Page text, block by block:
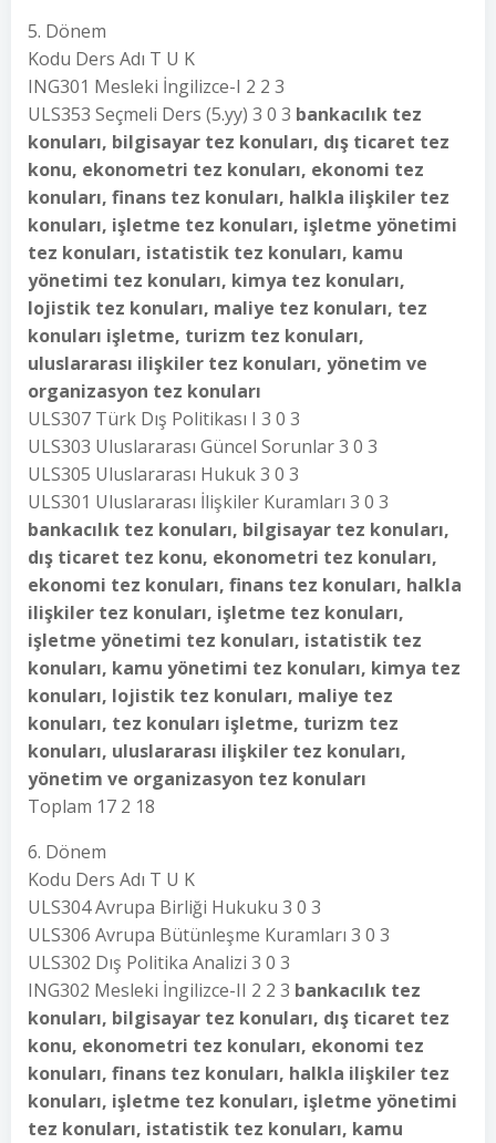
5. Dönem
Kodu Ders Adı T U K
ING301 Mesleki İngilizce-I 2 2 3
ULS353 Seçmeli Ders (5.yy) 3 0 3 bankacılık tez
konuları, bilgisayar tez konuları, dış ticaret tez
konu, ekonometri tez konuları, ekonomi tez
konuları, finans tez konuları, halkla ilişkiler tez
konuları, işletme tez konuları, işletme yönetimi
tez konuları, istatistik tez konuları, kamu
yönetimi tez konuları, kimya tez konuları,
lojistik tez konuları, maliye tez konuları, tez
konuları işletme, turizm tez konuları,
uluslararası ilişkiler tez konuları, yönetim ve
organizasyon tez konuları
ULS307 Türk Dış Politikası I 3 0 3
ULS303 Uluslararası Güncel Sorunlar 3 0 3
ULS305 Uluslararası Hukuk 3 0 3
ULS301 Uluslararası İlişkiler Kuramları 3 0 3
bankacılık tez konuları, bilgisayar tez konuları,
dış ticaret tez konu, ekonometri tez konuları,
ekonomi tez konuları, finans tez konuları, halkla
ilişkiler tez konuları, işletme tez konuları,
işletme yönetimi tez konuları, istatistik tez
konuları, kamu yönetimi tez konuları, kimya tez
konuları, lojistik tez konuları, maliye tez
konuları, tez konuları işletme, turizm tez
konuları, uluslararası ilişkiler tez konuları,
yönetim ve organizasyon tez konuları
Toplam 17 2 18
6. Dönem
Kodu Ders Adı T U K
ULS304 Avrupa Birliği Hukuku 3 0 3
ULS306 Avrupa Bütünleşme Kuramları 3 0 3
ULS302 Dış Politika Analizi 3 0 3
ING302 Mesleki İngilizce-II 2 2 3 bankacılık tez
konuları, bilgisayar tez konuları, dış ticaret tez
konu, ekonometri tez konuları, ekonomi tez
konuları, finans tez konuları, halkla ilişkiler tez
konuları, işletme tez konuları, işletme yönetimi
tez konuları, istatistik tez konuları, kamu